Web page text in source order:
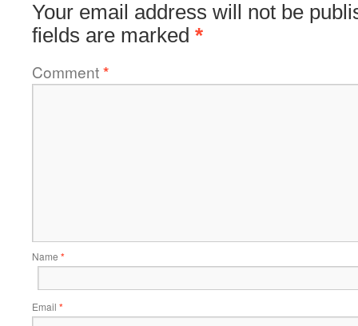
Your email address will not be
fields are marked *
Comment*
Name *
Email *